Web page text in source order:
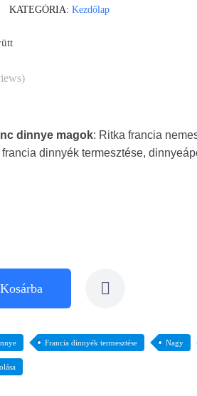
KATEGÓRIA Kezdőlap
dinnye magok: Ritka francia
dinnyék termesztése,
Kosárba
Francia dinnyék termesztése Nagy